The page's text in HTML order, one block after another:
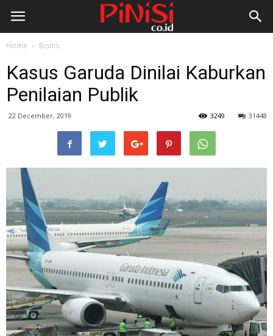
Home Bisnis
Kasus Garuda Dinilai Kaburkan
Penilaian Publik
22 December, 2019 31448
3249